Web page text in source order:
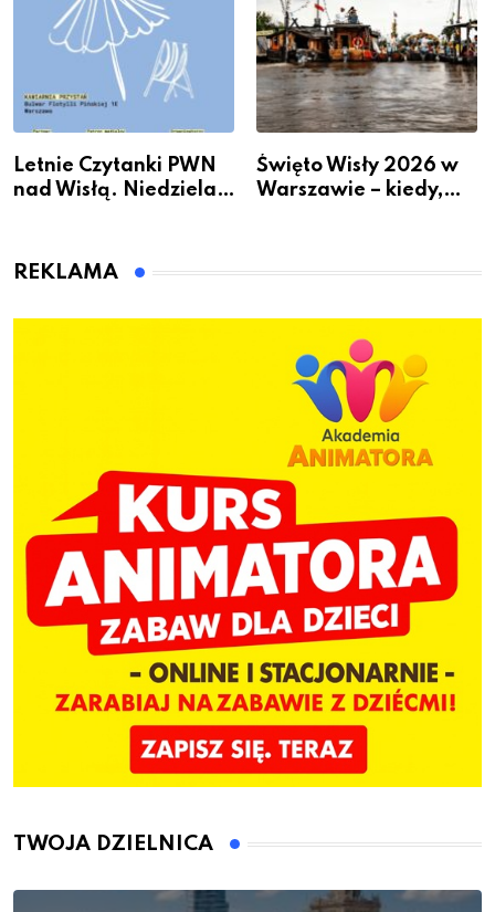
Letnie Czytanki PWN
nad Wisłą. Niedziela z
Święto Wisły 2026 w
Warszawie – kiedy,
REKLAMA
TWOJA DZIELNICA